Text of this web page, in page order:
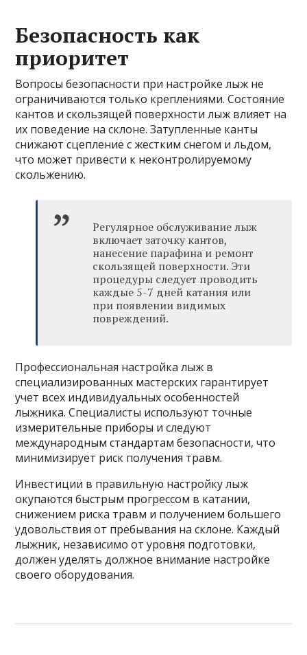
Безопасность как
приоритет
Вопросы безопасности при настройке лыж не
ограничиваются только креплениями. Состояние
кантов и скользящей поверхности лыж влияет на
их поведение на склоне. Затупленные канты
снижают сцепление с жестким снегом и льдом,
что может привести к неконтролируемому
скольжению.
Регулярное обслуживание лыж
включает заточку кантов,
нанесение парафина и ремонт
скользящей поверхности. Эти
процедуры следует проводить
каждые 5-7 дней катания или
при появлении видимых
повреждений.
Профессиональная настройка лыж в
специализированных мастерских гарантирует
учет всех индивидуальных особенностей
лыжника. Специалисты используют точные
измерительные приборы и следуют
международным стандартам безопасности, что
минимизирует риск получения травм.
Инвестиции в правильную настройку лыж
окупаются быстрым прогрессом в катании,
снижением риска травм и получением большего
удовольствия от пребывания на склоне. Каждый
лыжник, независимо от уровня подготовки,
должен уделять должное внимание настройке
своего оборудования.